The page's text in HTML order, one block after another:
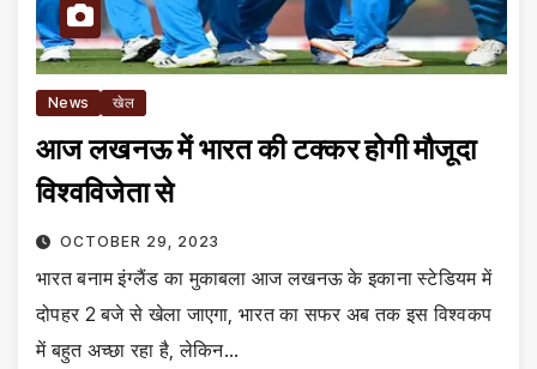
News खेल
आज लखनऊ में भारत की टक्कर होगी मौजूदा
विश्वविजेता से
OCTOBER 29, 2023
भारत बनाम इंग्लैंड का मुकाबला आज लखनऊ के इकाना स्टेडियम में
दोपहर 2 बजे से खेला जाएगा, भारत का सफर अब तक इस विश्वकप
में बहुत अच्छा रहा है, लेकिन…